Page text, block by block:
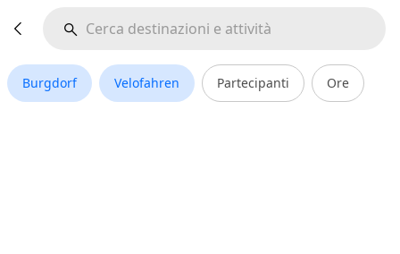
Burgdorf Velofahren Partecipanti Ore